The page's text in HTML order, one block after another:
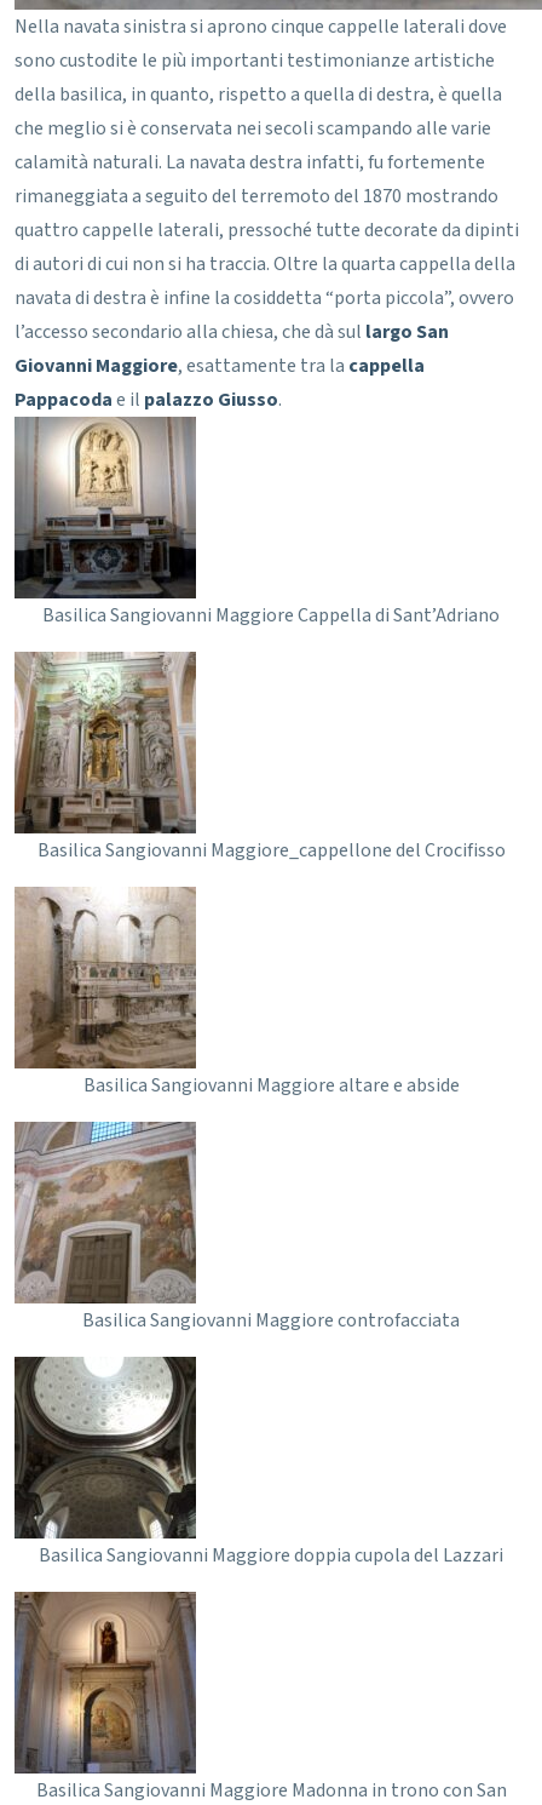
Nella navata sinistra si aprono cinque cappelle laterali dove
sono custodite le più importanti testimonianze artistiche
della basilica, in quanto, rispetto a quella di destra, è quella
che meglio si è conservata nei secoli scampando alle varie
calamità naturali. La navata destra infatti, fu fortemente
rimaneggiata a seguito del terremoto del 1870 mostrando
quattro cappelle laterali, pressoché tutte decorate da dipinti
di autori di cui non si ha traccia. Oltre la quarta cappella della
navata di destra è infine la cosiddetta “porta piccola”, ovvero
l’accesso secondario alla chiesa, che dà sul largo San
Giovanni Maggiore, esattamente tra la cappella
Pappacodae il palazzo Giusso.
Basilica Sangiovanni Maggiore Cappella di Sant’Adriano
Basilica Sangiovanni Maggiore_cappellone del Crocifisso
Basilica Sangiovanni Maggiore altare e abside
Basilica Sangiovanni Maggiore controfacciata
Basilica Sangiovanni Maggiore doppia cupola del Lazzari
Basilica Sangiovanni Maggiore Madonna in trono con San